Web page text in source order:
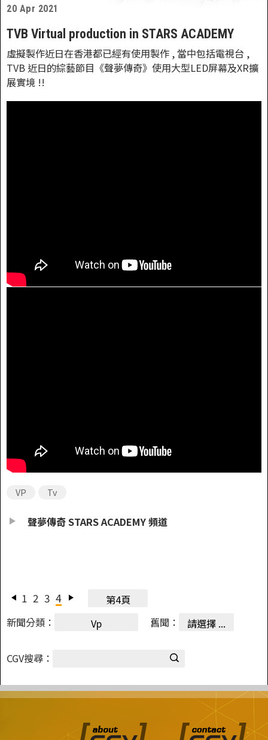
20 Apr 2021
TVB Virtual production in STARS ACADEMY
虛擬製作近日在香港都已經有使用製作 , 當中包括電視台 ,
TVB 近日的綜藝節目《聲夢傳奇》使用大型LED屏幕及XR擴
展實境 !!
VP Tv
聲夢傳奇 STARS ACADEMY 頻道
1 2 3 4
第4頁
新聞分類：
Vp 舊聞： 請選擇 ...
CGV搜尋：